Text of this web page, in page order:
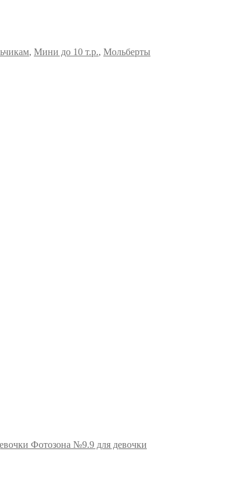
, Мини до 10 т.р., Мольберты
Фотозона №9.9 для девочки